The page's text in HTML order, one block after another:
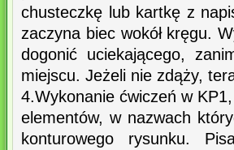
chusteczkę lub kartkę z
zaczyna biec wokół kręgu.
dogonić uciekającego,
miejscu. Jeżeli nie zdąży,
4.Wykonanie ćwiczeń w
elementów, w nazwach
konturowego rysunku.